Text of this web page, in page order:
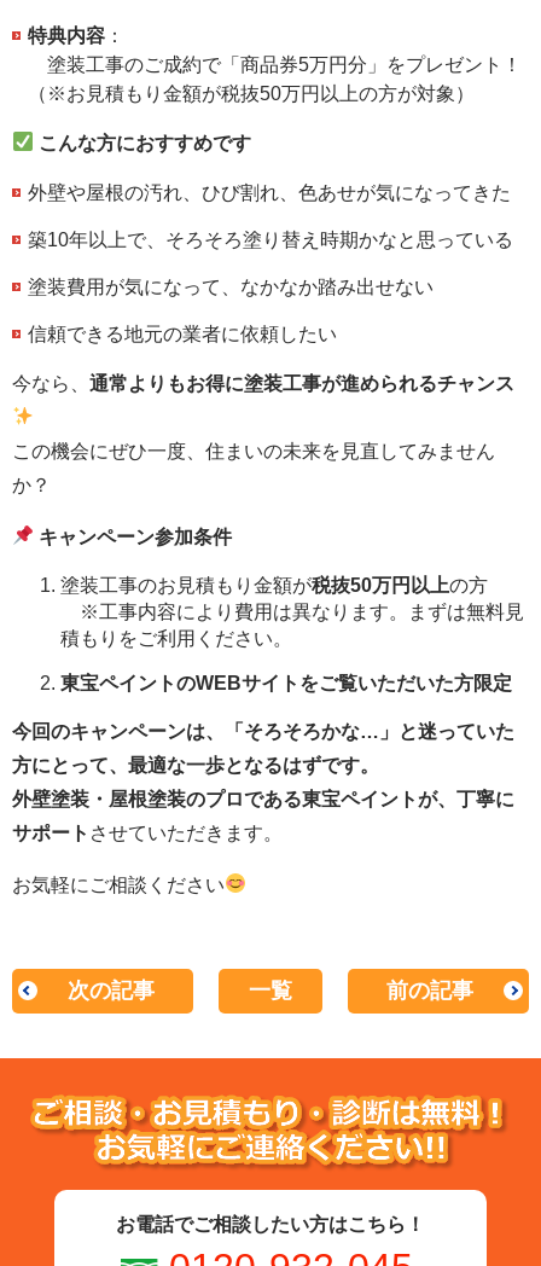
特典内容 ：
塗装工事のご成約で「商品券5万円分」をプレゼント！
（※お見積もり金額が税抜50万円以上の方が対象）
こんな方におすすめです
外壁や屋根の汚れ、ひび割れ、色あせが気になってきた
築10年以上で、そろそろ塗り替え時期かなと思っている
塗装費用が気になって、なかなか踏み出せない
信頼できる地元の業者に依頼したい
今なら、 通常よりもお得に塗装工事が進められるチャンス
この機会にぜひ一度、住まいの未来を見直してみません
か？
キャンペーン参加条件
塗装工事のお見積もり金額が税抜50万円以上の方
※工事内容により費用は異なります。まずは無料見
積もりをご利用ください。
東宝ペイントのWEBサイトをご覧いただいた方限定
今回のキャンペーンは、「そろそろかな…」と迷っていた
方にとって、最適な一歩となるはずです。
外壁塗装・屋根塗装のプロである東宝ペイントが、丁寧に
サポート させていただきます。
お気軽にご相談ください
次の記事 一覧 前の記事
お電話でご相談したい方はこちら！